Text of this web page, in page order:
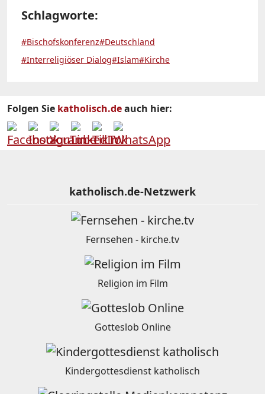
Schlagworte:
#Bischofskonferenz#Deutschland
#Interreligiöser Dialog#Islam#Kirche
Folgen Sie katholisch.deauch hier:
katholisch.de-Netzwerk
Fernsehen - kirche.tv
Religion im Film
Gotteslob Online
Kindergottesdienst katholisch